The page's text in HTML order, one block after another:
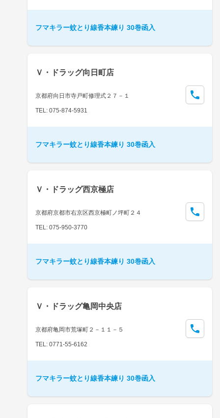
フマキラー蚊とり線香本練り 30巻函入
Ｖ・ドラッグ向日町店
京都府向日市寺戸町修理式２７－１
TEL: 075-874-5931
フマキラー蚊とり線香本練り 30巻函入
Ｖ・ドラッグ西京極店
京都府京都市右京区西京極町ノ坪町２４
TEL: 075-950-3770
フマキラー蚊とり線香本練り 30巻函入
Ｖ・ドラッグ亀岡中央店
京都府亀岡市荒塚町２－１１－５
TEL: 0771-55-6162
フマキラー蚊とり線香本練り 30巻函入